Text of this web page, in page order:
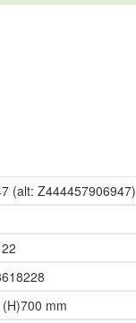
(alt: Z444457906947)
mm